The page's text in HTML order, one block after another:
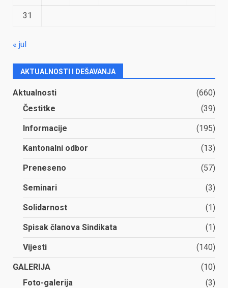
31
« jul
AKTUALNOSTI I DEŠAVANJA
Aktualnosti
(660)
Čestitke
(39)
Informacije (195)
Kantonalni odbor (13)
Preneseno (57)
Seminari (3)
Solidarnost (1)
Spisak članova Sindikata (1)
Vijesti (140)
GALERIJA
(10)
Foto-galerija
(3)